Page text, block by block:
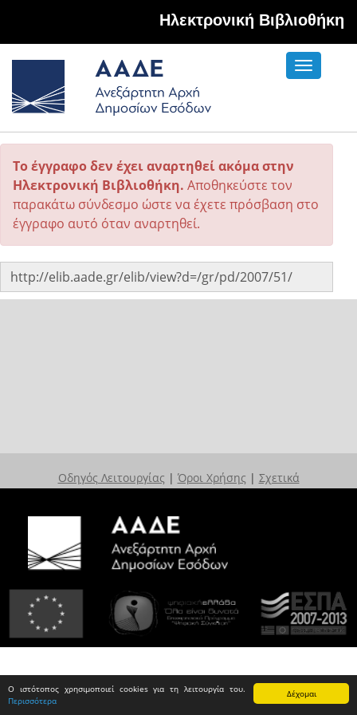
Δέχομαι
Ο ιστότοπος χρησιμοποιεί cookies για τη λειτουργία του.
Περισσότερα
Hλεκτρονική Βιβλιοθήκη
Toggle
Το έγγραφο δεν έχει αναρτηθεί ακόμα στην
Ηλεκτρονική Βιβλιοθήκη. Αποθηκεύστε τον
παρακάτω σύνδεσμο ώστε να έχετε πρόσβαση στο
έγγραφο αυτό όταν αναρτηθεί.
Οδηγός Λειτουργίας | Όροι Χρήσης | Σχετικά